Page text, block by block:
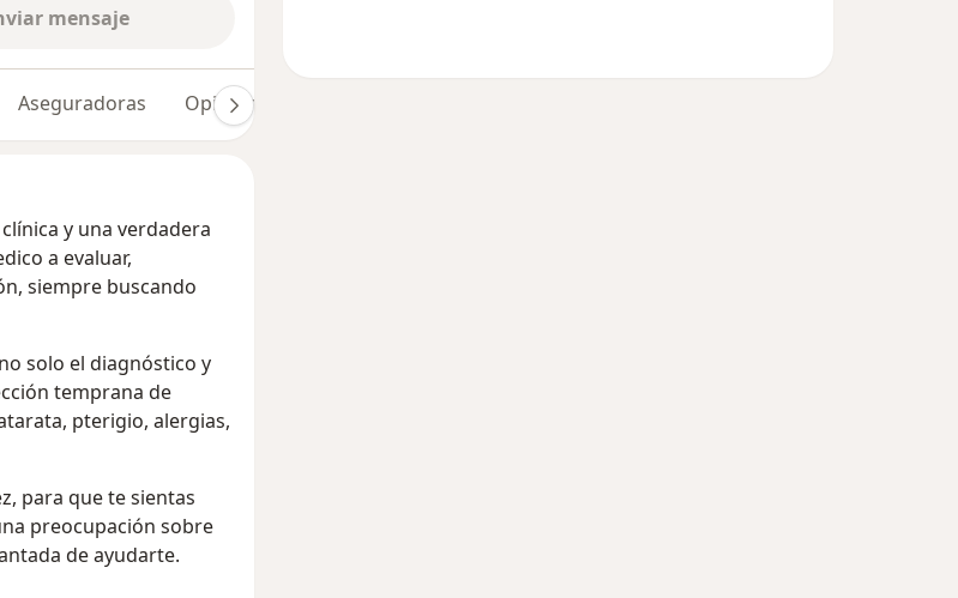
mensaje
Aseguradoras Opiniones (4)
y una verdadera
a evaluar,
siempre buscando
solo el diagnóstico y
temprana de
pterigio, alergias,
para que te sientas
preocupación sobre
de ayudarte.